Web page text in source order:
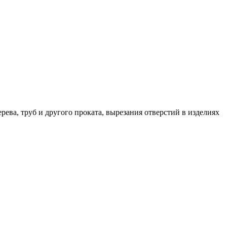
труб и другого проката, вырезания отверстий в изделиях